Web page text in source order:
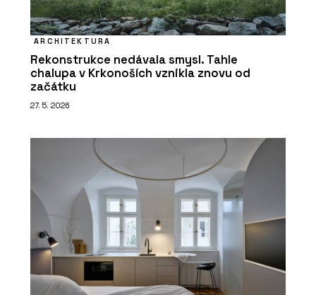
ARCHITEKTURA
Rekonstrukce nedávala smysl. Tahle
chalupa v Krkonoších vznikla znovu od
začátku
27. 5. 2026